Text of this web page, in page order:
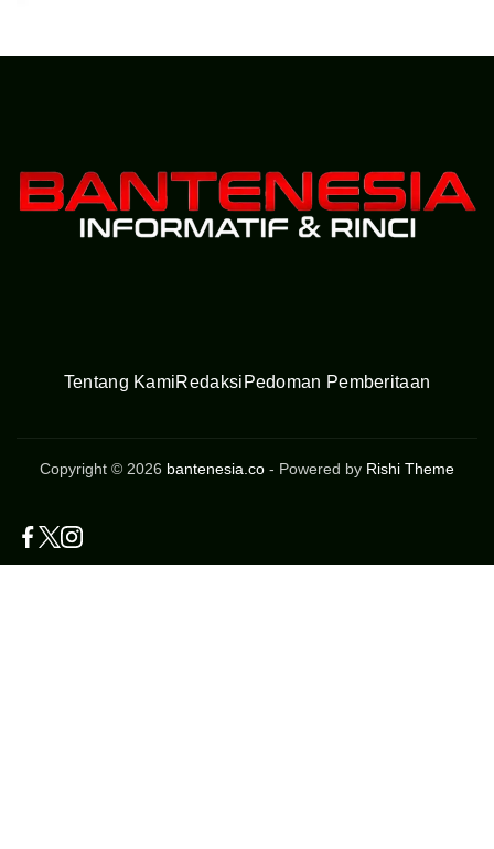
Tentang KamiRedaksi Pedoman Pemberitaan
Copyright © 2026 bantenesia.co - Powered by Rishi Theme